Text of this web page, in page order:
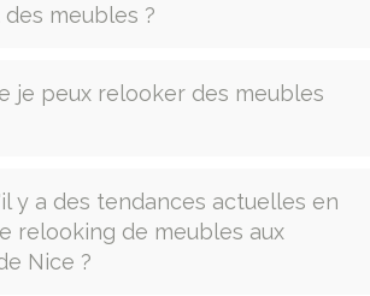
meubles ?
je peux relooker des meubles
y a des tendances actuelles en
relooking de meubles aux
Nice ?